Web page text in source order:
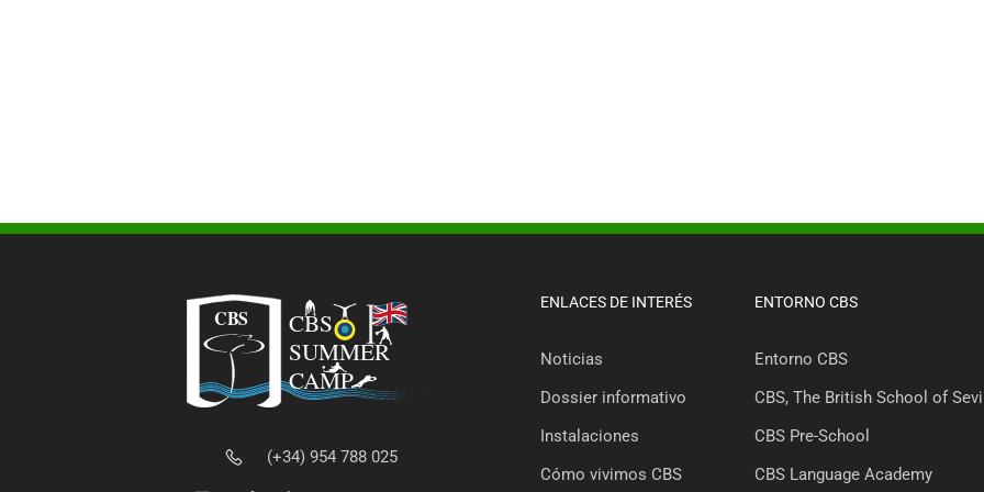
(+34) 954 788 025
ENLACES DE INTERÉS
Noticias
Dossier informativo
Instalaciones
Cómo vivimos CBS
ENTORNO CBS
Entorno CBS
CBS, The British School of
CBS Pre-School
CBS Language Academy